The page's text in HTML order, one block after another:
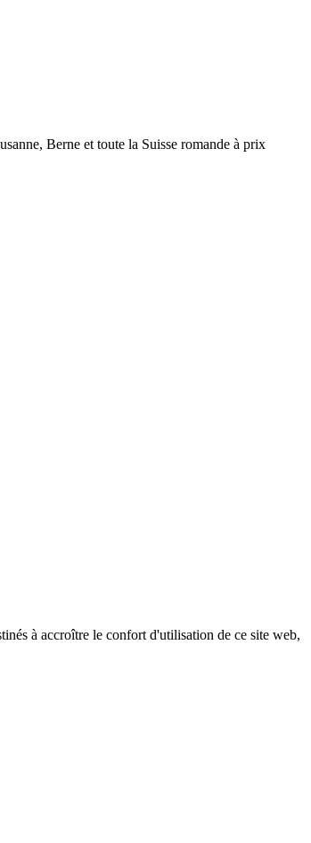
Berne et toute la Suisse romande à prix
à accroître le confort d'utilisation de ce site web,